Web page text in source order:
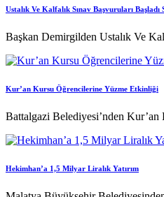
Ustalık Ve Kalfalık Sınav Başvuruları Başladı
Başkan Demirgilden Ustalık Ve
Kur’an Kursu Öğrencilerine Yüzme Etkinliği
Battalgazi Belediyesi’nden
Hekimhan’a 1,5 Milyar Liralık Yatırım